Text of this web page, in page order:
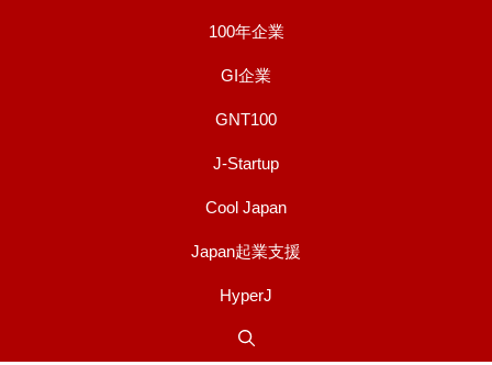
100年企業
GI企業
GNT100
J-Startup
Cool Japan
Japan起業支援
HyperJ